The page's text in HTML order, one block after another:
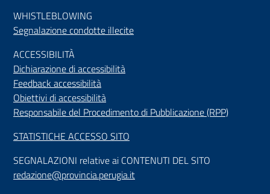
WHISTLEBLOWING
Segnalazione condotte illecite
ACCESSIBILITÀ
Dichiarazione di accessibilità
Feedback accessibilità
Obiettivi di accessibilità
Responsabile del Procedimento di Pubblicazione (RPP)
STATISTICHE ACCESSO SITO
SEGNALAZIONI relative ai CONTENUTI DEL SITO
redazione@provincia.perugia.it